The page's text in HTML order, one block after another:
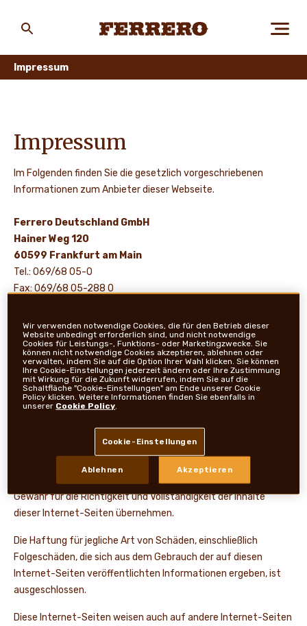
MENSCH UND UMWELT
KARRIERE
NEWS UND STORYS
main
Impressum
Impressum
Im Folgenden finden Sie die gesetzlich vorgeschriebenen
Informationen zum Anbieter dieser Webseite.
Ferrero Deutschland GmbH
Hainer Weg 120
60599 Frankfurt am Main
Tel.: 069/68 05-0
Fax: 069/68 05-288 0
Geschäftsführung:Detlef Jütten, Johann Kinczler, Matteo
Bertolucci (Sprecher)
Handelsregister: Amtsgericht Frankfurt am Main, HRB
74408
Umsatzsteuer-Identifikationsnummer: DE 814324152
Haftungsausschluss
Verfügung zu stellen. Trotz größter Sorgfalt können wir keine
Gewähr für die Richtigkeit und Vollständigkeit der Inhalte
dieser Internet-Seiten übernehmen.
Die Haftung für jegliche Art von Schäden, einschließlich
Folgeschäden, die sich aus dem Gebrauch der auf diesen
Internet-Seiten veröffentlichten Informationen ergeben, ist
ausgeschlossen.
Diese Internet-Seiten weisen auch auf andere Internet-Seiten
Wir verwenden notwendige Cookies, die für den Betrieb dieser
Website unbedingt erforderlich sind, und nicht notwendige
Cookies für Leistungs-, Funktions- oder Marketingzwecke. Sie
können nicht notwendige Cookies akzeptieren, ablehnen oder
verwalten, indem Sie auf die Option Ihrer Wahl klicken. Sie können
Ihre Cookie-Einstellungen jederzeit ändern oder Ihre Zustimmung
mit Wirkung für die Zukunft widerrufen, indem Sie auf die
Schaltfläche "Cookie-Einstellungen" am Ende unserer Cookie
Policy klicken. Weitere Informationen finden Sie ebenfalls in
unserer Cookie Policy
Cookie-Einstellungen
Ablehnen Akzeptieren